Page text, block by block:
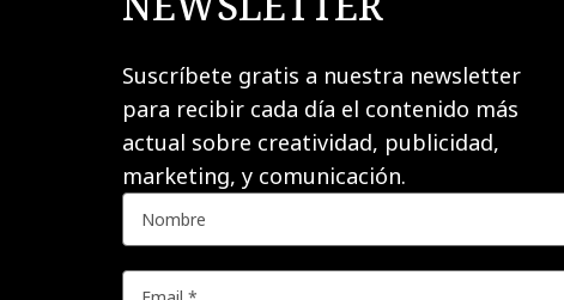
Suscríbete gratis a nuestra newsletter
para recibir cada día el contenido más
actual sobre creatividad, publicidad,
marketing, y comunicación.